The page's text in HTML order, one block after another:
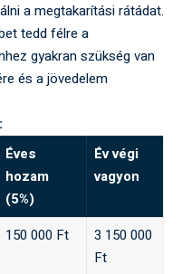
a megtakarítási rátádat.
tedd félre a
gyakran szükség van
és a jövedelem
Éves
hozam
(5%)
Év végi
vagyon
150 000 Ft
3 150 000
Ft